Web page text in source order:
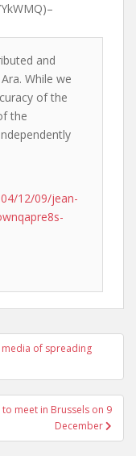
and
While we
of the
the
12/09/jean-
of spreading
meet in Brussels on 9
December